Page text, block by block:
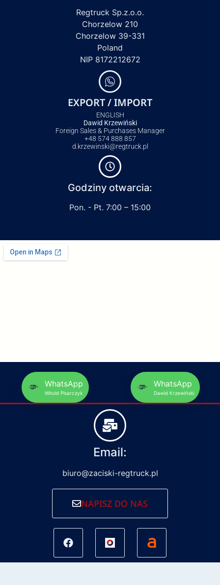
Regtruck Sp.z.o.o.
Chorzelow 210
Chorzelow 39-331
Poland
NIP 8172212672
EXPORT / IMPORT
ENGLISH
Dawid Krzewiński
Foreign Sales & Purchases Manager
+48 574 888 857
d.krzewinski@regtruck.pl
Godziny otwarcia:
Pon. - Pt. 7:00 – 15:00
WhatsApp
Witold Pisarczyk
WhatsApp
Dawid Krzewiński
Email:
biuro@zaciski-regtruck.pl
NAPISZ DO NAS